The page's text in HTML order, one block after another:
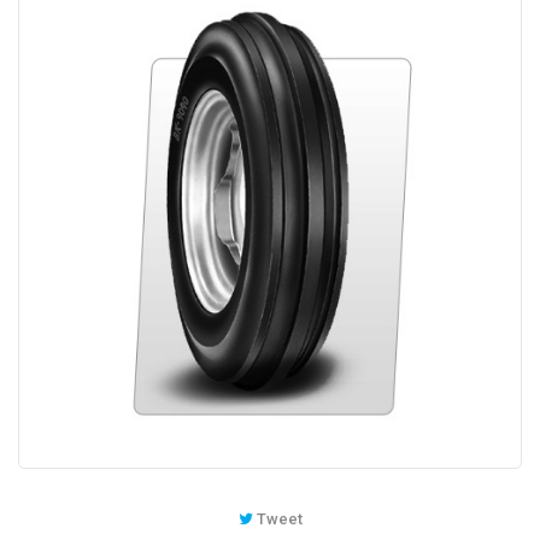
Tweet